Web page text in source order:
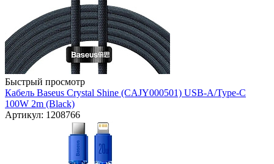
Быстрый просмотр
Кабель Baseus Crystal Shine (CAJY000501) USB-A/Type-C
100W 2m (Black)
Артикул: 1208766